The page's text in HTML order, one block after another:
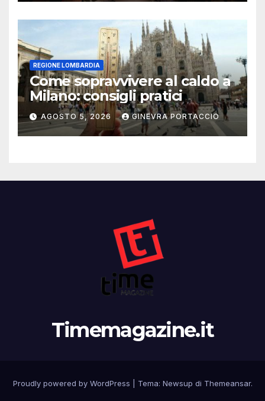
REGIONE LOMBARDIA
Come sopravvivere al caldo a
Milano: consigli pratici
AGOSTO 5, 2026 GINEVRA PORTACCIO
Timemagazine.it
Proudly powered by WordPress Tema: Newsup di Themeansar.